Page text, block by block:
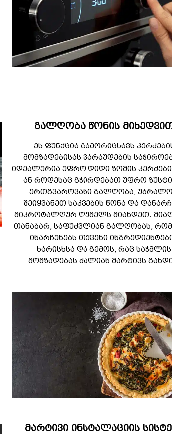
გალღობა წონის
ეს ფუნქცია გამორიცხავს
მომზადებისას ვარაუდების
იდეალურია უფრო დიდი ზომის
ან როდესაც გჭირდებათ უფრო
ერთგვაროვანი გალღობა,
შეიყვანეთ საკვების წონა და
მიკროტალღურ ღუმელს მიანდეთ.
თანაბარ, საფუძვლიან გალღობას,
ინარჩუნებს თქვენი
ხარისხსა და გემოს, რაც საჭმლის
მომზადებას ძალიან მარტივს
მარტივი ინსტალაციის